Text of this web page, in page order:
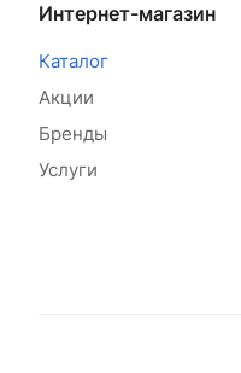
Интернет-магазин
Каталог
Акции
Бренды
Услуги